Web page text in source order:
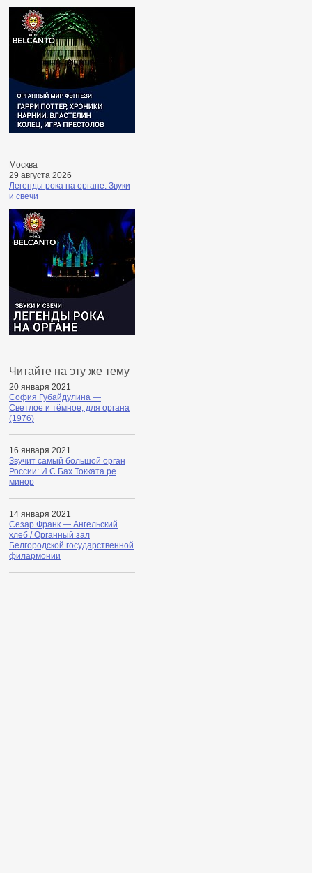
Москва
29 августа 2026
Легенды рока на органе. Звуки
и свечи
Читайте на эту же тему
20 января 2021
София Губайдулина —
Светлое и тёмное, для органа
(1976)
16 января 2021
Звучит самый большой орган
России: И.С.Бах Токката ре
минор
14 января 2021
Сезар Франк — Ангельский
хлеб / Органный зал
Белгородской государственной
филармонии